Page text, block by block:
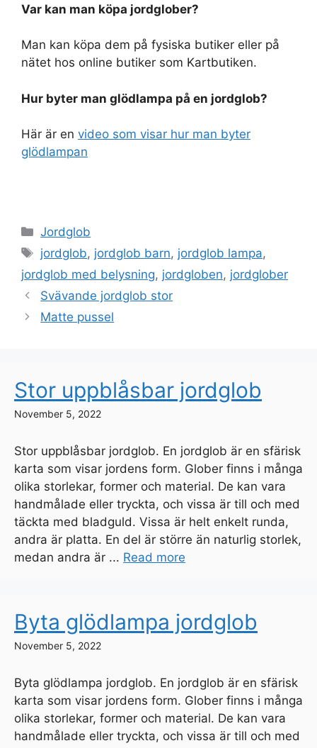
Var kan man köpa jordglober?
Man kan köpa dem på fysiska butiker eller på
nätet hos online butiker som Kartbutiken.
Hur byter man glödlampa på en jordglob?
Här är en video som visar hur man byter
glödlampan
Categories
Jordglob
Tags
jordglob, jordglob barn, jordglob lampa,
jordglob med belysning, jordgloben, jordglober
Svävande jordglob stor
Matte pussel
Stor uppblåsbar jordglob
November 5, 2022
Stor uppblåsbar jordglob. En jordglob är en sfärisk
karta som visar jordens form. Glober finns i många
olika storlekar, former och material. De kan vara
handmålade eller tryckta, och vissa är till och med
täckta med bladguld. Vissa är helt enkelt runda,
andra är platta. En del är större än naturlig storlek,
medan andra är ... Read more
Byta glödlampa jordglob
November 5, 2022
Byta glödlampa jordglob. En jordglob är en sfärisk
karta som visar jordens form. Glober finns i många
olika storlekar, former och material. De kan vara
handmålade eller tryckta, och vissa är till och med